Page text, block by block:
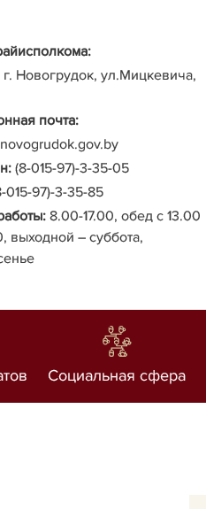
г. Новогрудок, ул.Мицкевича,
почта:
(8-015-97)-3-35-05
015-97)-3-35-85
8.00-17.00, обед с 13.00
выходной – суббота,
Социальная сфера